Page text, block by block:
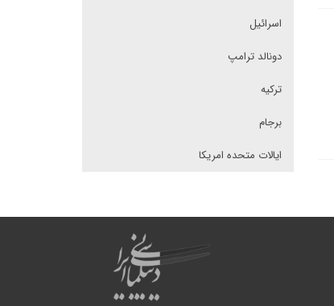
اسرائیل
دونالد ترامپ
ترکیه
برجام
ایالات متحده امریکا